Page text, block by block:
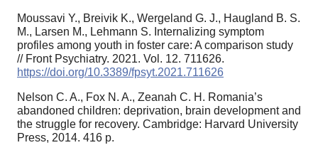
Moussavi Y., Breivik K., Wergeland G. J., Haugland B. S.
M., Larsen M., Lehmann S. Internalizing symptom
profiles among youth in foster care: A comparison study
// Front Psychiatry. 2021. Vol. 12. 711626.
https://doi.org/10.3389/fpsyt.2021.711626
Nelson C. A., Fox N. A., Zeanah C. H. Romania’s
abandoned children: deprivation, brain development and
the struggle for recovery. Cambridge: Harvard University
Press, 2014. 416 p.